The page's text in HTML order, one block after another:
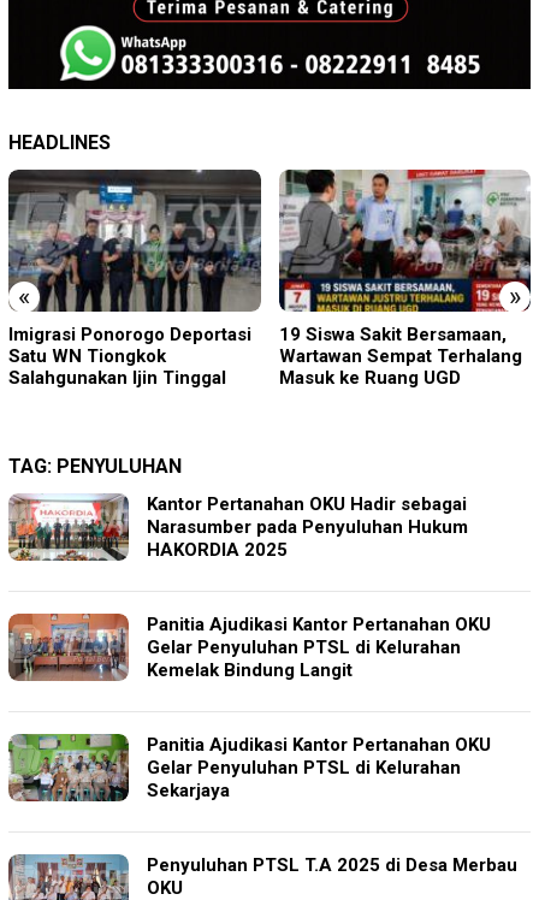
HEADLINES
« »
19 Siswa Sakit Bersamaan,
Wartawan Sempat Terhalang
Masuk ke Ruang UGD
Sambut HUT RI ke-81 di
Gunung Sanggabuana, KPU
Karawang Jaga Stamina
TAG: PENYULUHAN
Kantor Pertanahan OKU Hadir sebagai
Narasumber pada Penyuluhan Hukum
HAKORDIA 2025
Panitia Ajudikasi Kantor Pertanahan OKU
Gelar Penyuluhan PTSL di Kelurahan
Kemelak Bindung Langit
Panitia Ajudikasi Kantor Pertanahan OKU
Gelar Penyuluhan PTSL di Kelurahan
Sekarjaya
Penyuluhan PTSL T.A 2025 di Desa Merbau
OKU